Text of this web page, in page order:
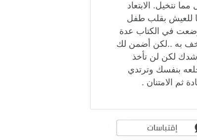
نتخيل. الابتعاد
للعيش بقلب طفل
في الكتاب عدة
به ..لكن أضمن لك
لكن لن تأخذ
بنفسك وترتدي
ثم الامتنان .